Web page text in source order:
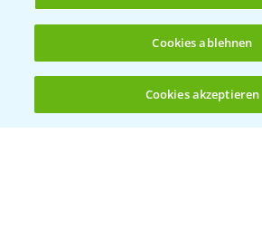
Standortreport Raden - Fungizid
Dreifachbehandlung im Weizen
(noch 4)
Cookies ablehnen
Cookies akzeptieren